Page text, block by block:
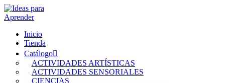
Inicio
Tienda
Catálogo
ACTIVIDADES ARTÍSTICAS
ACTIVIDADES SENSORIALES
CIENCIAS